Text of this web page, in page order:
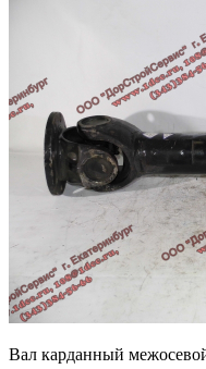
Вал карданный